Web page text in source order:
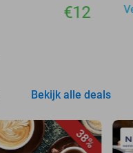
€12
Bekijk alle deals
38%